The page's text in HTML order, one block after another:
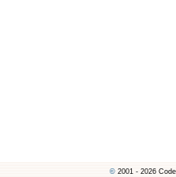
© 2001 - 2026